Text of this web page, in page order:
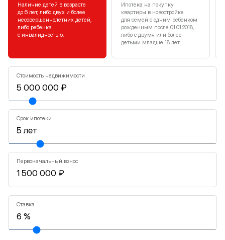
Наличие детей в возрасте
до 6 лет, либо двух и более
несовершеннолетних детей,
либо ребенка
с инвалидностью.
Ипотека на покупку
квартиры в новостройке
для семей с одним ребенком
рожденным после 01.01.2018,
либо с двумя или более
детьми младше 18 лет
Стоимость недвижимости
Срок ипотеки
Первоначальный взнос
Ставка